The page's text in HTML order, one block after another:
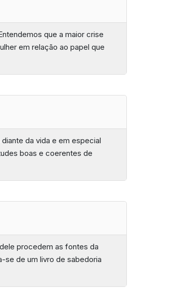
que a maior crise
em relação ao papel que
da vida e em especial
boas e coerentes de
procedem as fontes da
se de um livro de sabedoria